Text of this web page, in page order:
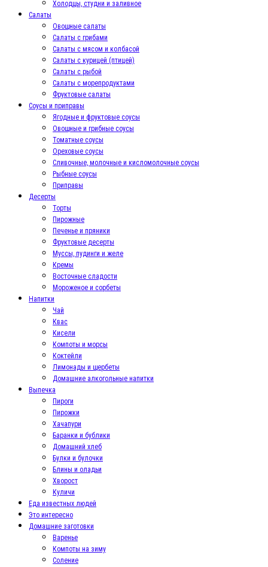
Холодцы, студни и заливное
Салаты
Овощные салаты
Салаты с грибами
Салаты с мясом и колбасой
Салаты с курицей (птицей)
Салаты с рыбой
Салаты с морепродуктами
Фруктовые салаты
Соусы и приправы
Ягодные и фруктовые соусы
Овощные и грибные соусы
Томатные соусы
Ореховые соусы
Сливочные, молочные и кисломолочные соусы
Рыбные соусы
Приправы
Десерты
Торты
Пирожные
Печенье и пряники
Фруктовые десерты
Муссы, пудинги и желе
Кремы
Восточные сладости
Мороженое и сорбеты
Напитки
Чай
Квас
Кисели
Компоты и морсы
Коктейли
Лимонады и щербеты
Домашние алкогольные напитки
Выпечка
Пироги
Пирожки
Хачапури
Баранки и бублики
Домашний хлеб
Булки и булочки
Блины и оладьи
Хворост
Куличи
Еда известных людей
Это интересно
Домашние заготовки
Варенье
Компоты на зиму
Соление